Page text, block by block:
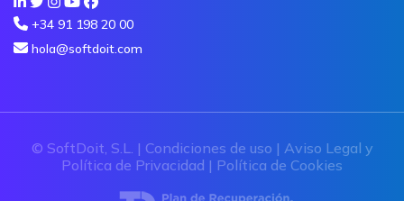
+34 91 198 20 00
hola@softdoit.com
© SoftDoit, S.L. | Condiciones de uso | Aviso Legal y
Política de Privacidad | Política de Cookies